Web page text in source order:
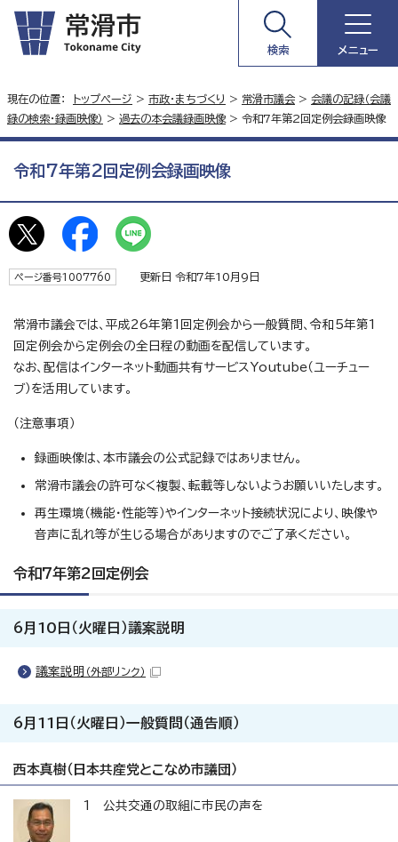
検索 メニュー
現在の位置： トップページ > 市政・まちづくり > 常滑市議会 > 会議の記録（会議
録の検索・録画映像） > 過去の本会議録画映像 > 令和7年第2回定例会録画映像
令和7年第2回定例会録画映像
ページ番号1007760 更新日 令和7年10月9日
常滑市議会では、平成26年第1回定例会から一般質問、令和5年第1
回定例会から定例会の全日程の動画を配信しています。
なお、配信はインターネット動画共有サービスYoutube（ユーチュー
ブ）を活用しています。
（注意事項）
録画映像は、本市議会の公式記録ではありません。
常滑市議会の許可なく複製、転載等しないようお願いいたします。
再生環境（機能・性能等）やインターネット接続状況により、映像や
音声に乱れ等が生じる場合がありますのでご了承ください。
令和7年第2回定例会
6月10日（火曜日）議案説明
議案説明 （外部リンク）
6月11日（火曜日）一般質問（通告順）
西本真樹（日本共産党とこなめ市議団）
1 公共交通の取組に市民の声を